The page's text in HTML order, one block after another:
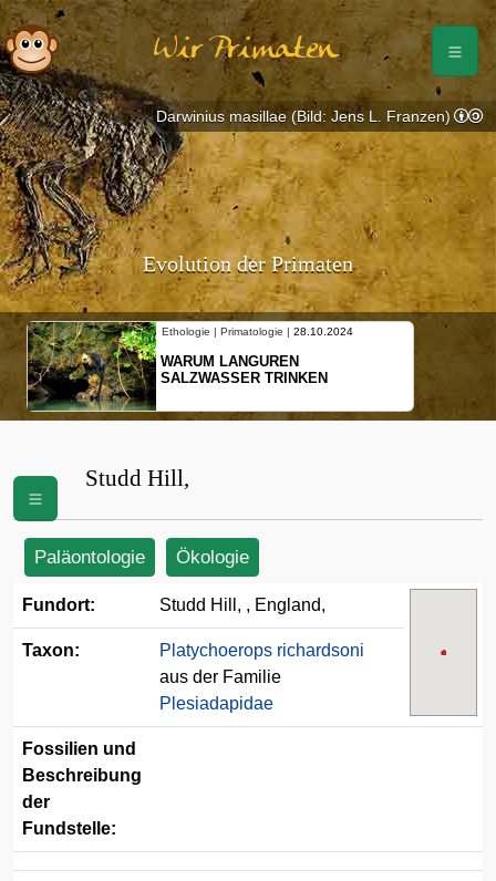
Wir Primaten
Evolution der Primaten
Ethologie | Primatologie | 28.10.2024
WARUM LANGUREN
SALZWASSER TRINKEN
Darwinius masillae (Bild: Jens L. Franzen)
Studd Hill,
Paläontologie Ökologie
Fundort: Studd Hill, , England,
Taxon:
Platychoerops richardsoni
aus der Familie
Plesiadapidae
Fossilien und
Beschreibung
der
Fundstelle: